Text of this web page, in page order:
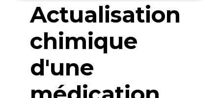
Actualisation
chimique
d'une